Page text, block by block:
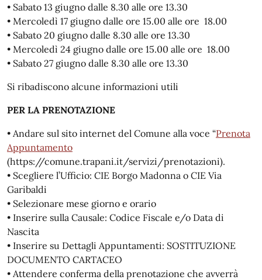
• Sabato 13 giugno dalle 8.30 alle ore 13.30
• Mercoledì 17 giugno dalle ore 15.00 alle ore 18.00
• Sabato 20 giugno dalle 8.30 alle ore 13.30
• Mercoledì 24 giugno dalle ore 15.00 alle ore 18.00
• Sabato 27 giugno dalle 8.30 alle ore 13.30
Si ribadiscono alcune informazioni utili
PER LA PRENOTAZIONE
• Andare sul sito internet del Comune alla voce “Prenota
Appuntamento
(https://comune.trapani.it/servizi/prenotazioni).
• Scegliere l’Ufficio: CIE Borgo Madonna o CIE Via
Garibaldi
• Selezionare mese giorno e orario
• Inserire sulla Causale: Codice Fiscale e/o Data di
Nascita
• Inserire su Dettagli Appuntamenti: SOSTITUZIONE
DOCUMENTO CARTACEO
• Attendere conferma della prenotazione che avverrà